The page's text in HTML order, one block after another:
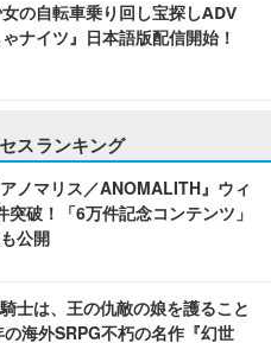
の自転車乗り回し宝探しADV
ナイツ』日本語版配信開始！
スランキング
ノマリス／ANOMALITH』ウィ
突破！「6万件記念コンテンツ」
公開
士は、王の仇敵の娘を護ること
海外SRPG不朽の名作『幻世